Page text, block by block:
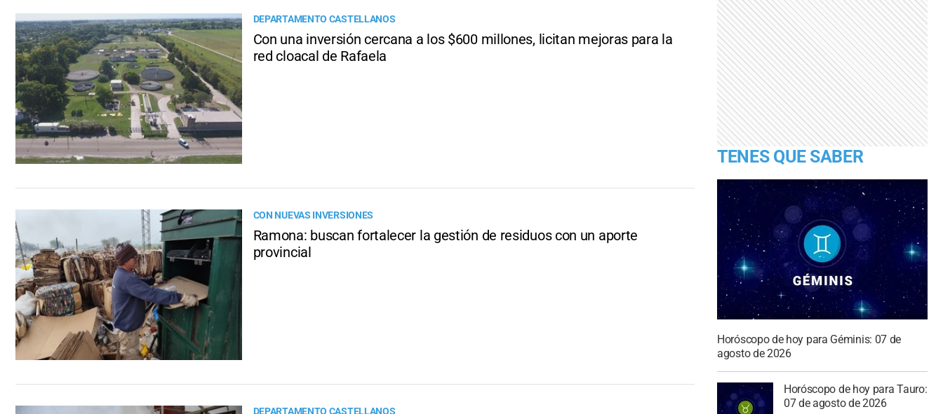
DEPARTAMENTO CASTELLANOS
Con una inversión cercana a los $600 millones, licitan mejoras para la
red cloacal de Rafaela
CON NUEVAS INVERSIONES
Ramona: buscan fortalecer la gestión de residuos con un aporte
provincial
DEPARTAMENTO CASTELLANOS
TENES QUE SABER
Horóscopo de hoy para Géminis: 07 de
agosto de 2026
Horóscopo de hoy para Tauro:
07 de agosto de 2026